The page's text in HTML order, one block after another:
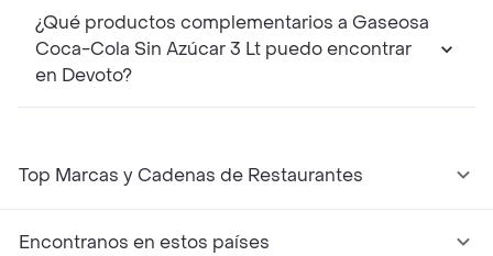
¿Qué productos complementarios a Gaseosa
Coca-Cola Sin Azúcar 3 Lt puedo encontrar
en Devoto?
Top Marcas y Cadenas de Restaurantes
Encontranos en estos países